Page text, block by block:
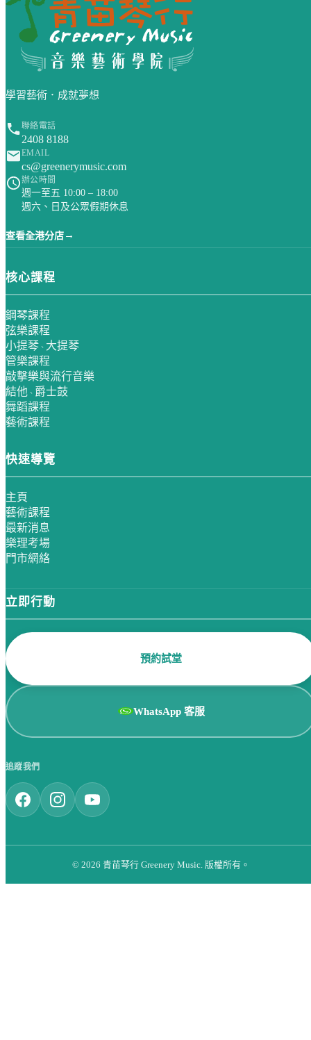
學習藝術．成就夢想
聯絡電話
2408 8188
EMAIL
cs@greenerymusic.com
辦公時間
週一至五 10:00 – 18:00
週六、日及公眾假期休息
查看全港分店 →
核心課程
鋼琴課程
弦樂課程
小提琴 、 大提琴
管樂課程
敲擊樂與流行音樂
結他 、 爵士鼓
舞蹈課程
藝術課程
快速導覽
主頁
藝術課程
最新消息
樂理考場
門市網絡
立即行動
預約試堂
WhatsApp 客服
追蹤我們
© 2026 青苗琴行 Greenery Music. 版權所有。